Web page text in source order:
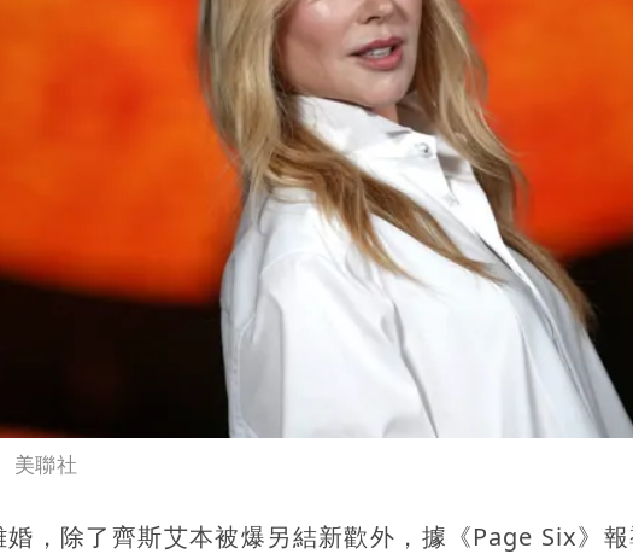
美聯社
，除了齊斯艾本被爆另結新歡外，據《Page Six》